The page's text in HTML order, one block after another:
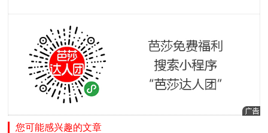
您可能感兴趣的文章